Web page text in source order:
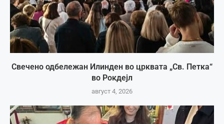
Свечено одбележан Илинден во црквата „Св. Петка“
во Рокдејл
август 4, 2026